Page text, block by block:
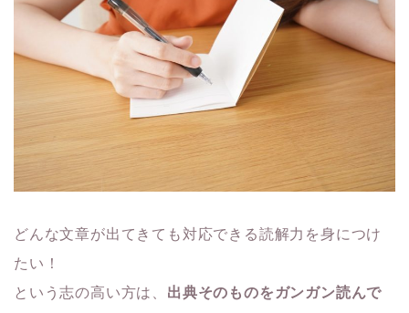
どんな文章が出てきても対応できる読解力を身につけ
たい！
という志の高い方は、 出典そのものをガンガン読んで